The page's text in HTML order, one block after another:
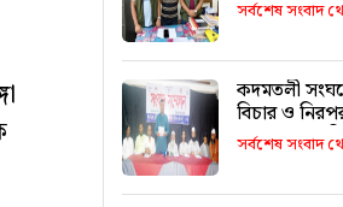
থেকে আটক ১
সর্বশেষ সংবাদ
কদমতলী
বিচার ও নিরপরাধদের মামলা
থেকে
সর্বশেষ সংবাদ